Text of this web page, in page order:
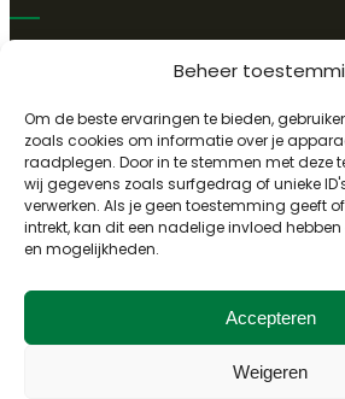
Beheer
Om de beste ervaringen te bieden,
zoals cookies om informatie over je
raadplegen. Door in te stemmen met deze
wij gegevens zoals surfgedrag of unieke
verwerken. Als je geen toestemming geeft
intrekt, kan dit een nadelige invloed
en mogelijkheden.
Accepteren
Weigeren